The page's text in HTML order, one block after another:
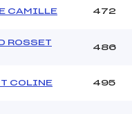
:
CAMILLE 472
ROSSET
486
COLINE 495